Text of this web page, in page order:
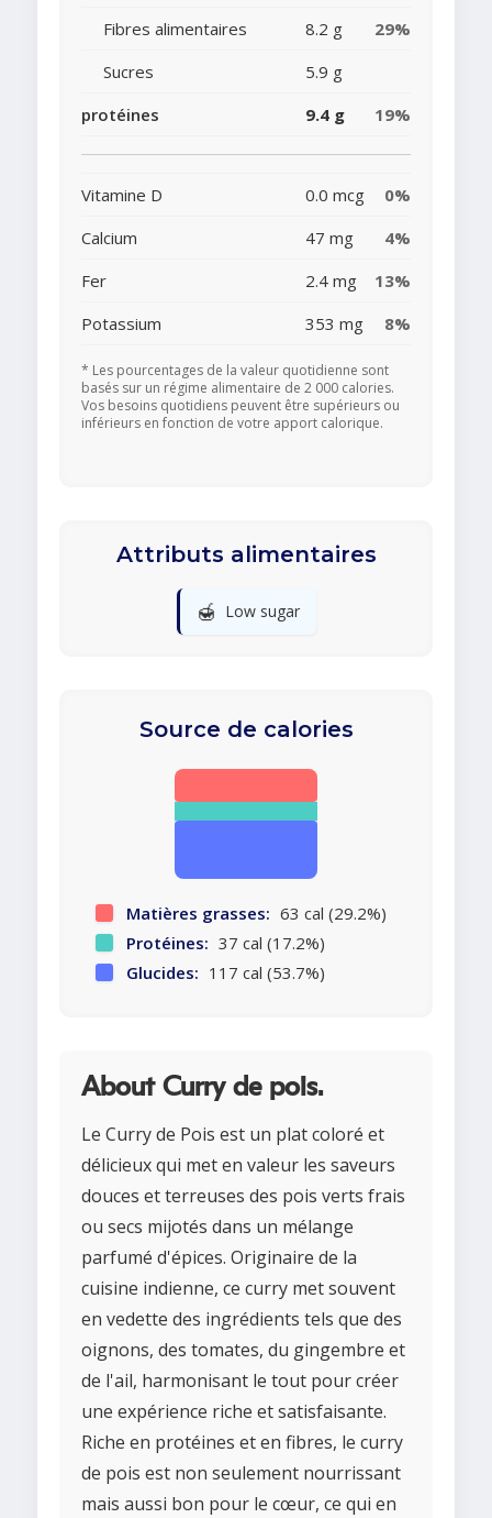
Fibres alimentaires 8.2 g
29%
Sucres
5.9 g
protéines
9.4 g 19%
Vitamine D 0.0 mcg
0%
Calcium
47 mg
4%
Fer
2.4 mg
13%
Potassium
353 mg 8%
* Les pourcentages de la valeur quotidienne sont
basés sur un régime alimentaire de 2 000 calories.
Vos besoins quotidiens peuvent être supérieurs ou
inférieurs en fonction de votre apport calorique.
Attributs alimentaires
🍯 Low sugar
Source de calories
Matières grasses: 63 cal (29.2%)
Protéines: 37 cal (17.2%)
Glucides: 117 cal (53.7%)
About Curry de pois.
Le Curry de Pois est un plat coloré et
délicieux qui met en valeur les saveurs
douces et terreuses des pois verts frais
ou secs mijotés dans un mélange
parfumé d'épices. Originaire de la
cuisine indienne, ce curry met souvent
en vedette des ingrédients tels que des
oignons, des tomates, du gingembre et
de l'ail, harmonisant le tout pour créer
une expérience riche et satisfaisante.
Riche en protéines et en fibres, le curry
de pois est non seulement nourrissant
mais aussi bon pour le cœur, ce qui en